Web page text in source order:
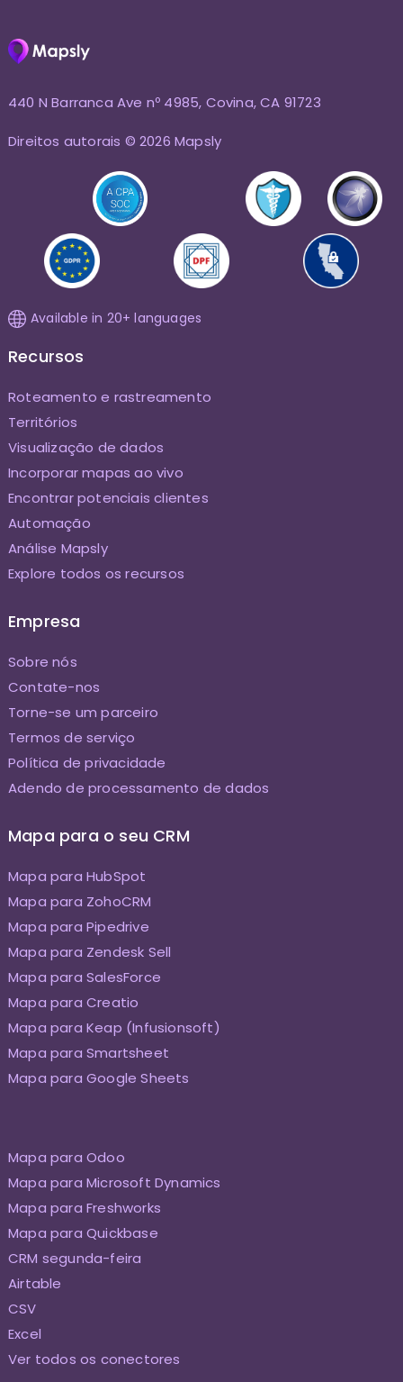
440 N Barranca Ave nº 4985, Covina, CA 91723
Direitos autorais © 2026 Mapsly
Available in 20+ languages
Recursos
Roteamento e rastreamento
Territórios
Visualização de dados
Incorporar mapas ao vivo
Encontrar potenciais clientes
Automação
Análise Mapsly
Explore todos os recursos
Empresa
Sobre nós
Contate-nos
Torne-se um parceiro
Termos de serviço
Política de privacidade
Adendo de processamento de dados
Mapa para o seu CRM
Mapa para HubSpot
Mapa para ZohoCRM
Mapa para Pipedrive
Mapa para Zendesk Sell
Mapa para SalesForce
Mapa para Creatio
Mapa para Keap (Infusionsoft)
Mapa para Smartsheet
Mapa para Google Sheets
Mapa para Odoo
Mapa para Microsoft Dynamics
Mapa para Freshworks
Mapa para Quickbase
CRM segunda-feira
Airtable
CSV
Excel
Ver todos os conectores